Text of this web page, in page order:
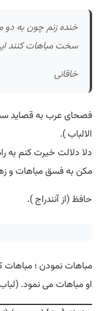
خنده زنم چون به
سخت مباهات کنند
خاقانی
فصحای عرب به قصاید
الالباب ).
دلا دلالت خیرت کنم به
مکن به فسق مباهات و
حافظ (از آنندراج ).
مباهات نمودن ؛
او مباهات می نمود.